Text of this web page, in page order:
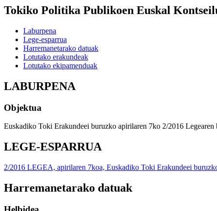
Tokiko Politika Publikoen Euskal
Laburpena
Lege-esparrua
Harremanetarako datuak
Lotutako erakundeak
Lotutako ekipamenduak
LABURPENA
Objektua
Euskadiko Toki Erakundeei buruzko apirilaren 7ko 2/2016 Legearen
LEGE-ESPARRUA
2/2016 LEGEA, apirilaren 7koa, Euskadiko Toki Erakundeei
Harremanetarako datuak